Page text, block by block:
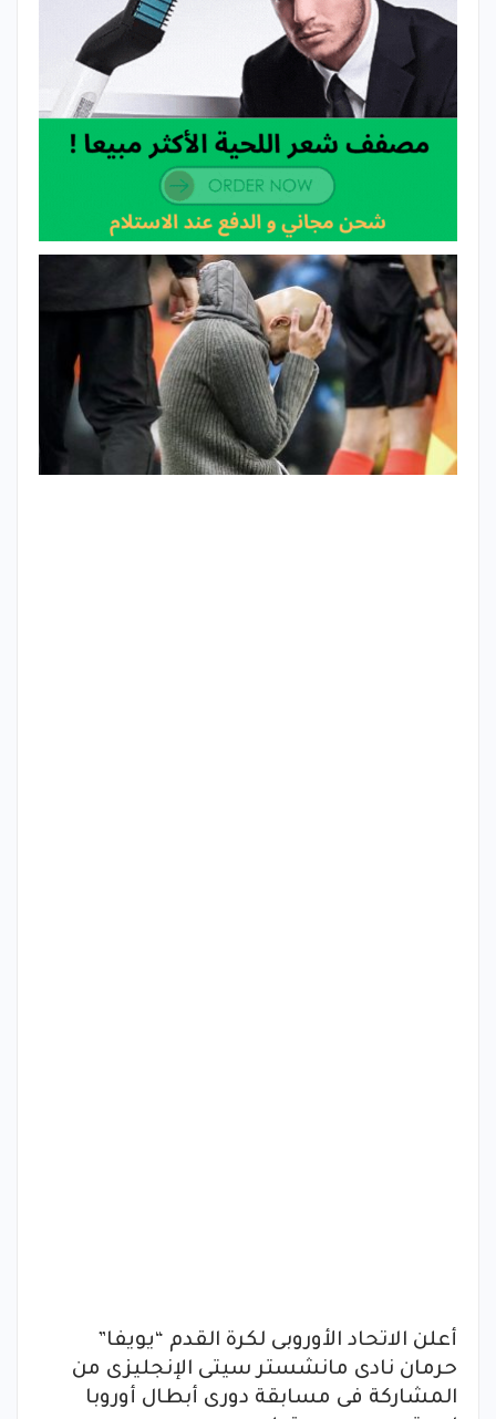
أعلن الاتحاد الأوروبى لكرة القدم “يويفا”
حرمان نادى مانشستر سيتى الإنجليزى من
المشاركة فى مسابقة دورى أبطال أوروبا